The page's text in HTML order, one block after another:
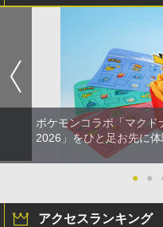
ポケモンコラボ「マク
2026」をひと足お先に
● ●
アクセスランキング